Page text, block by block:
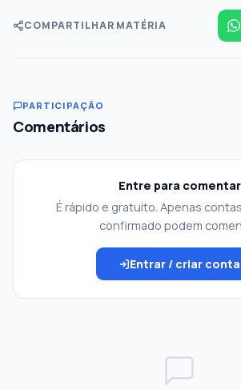
COMPARTILHAR MATÉRIA
PARTICIPAÇÃO
Comentários
Entre para comentar
É rápido e gratuito. Apenas
confirmado podem
Entrar / criar conta